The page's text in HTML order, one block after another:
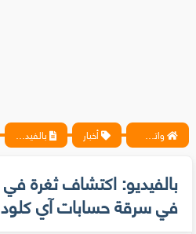
واتس آب ، فيسبوك ، أنترنت ، شروحات تقنية حصرية - المحترف أخبار بالفيديو: اكتشاف ثغرة في Apple Mail تتسبب في سرقة حسابات آي كلود
في سرقة حسابات آي كلود